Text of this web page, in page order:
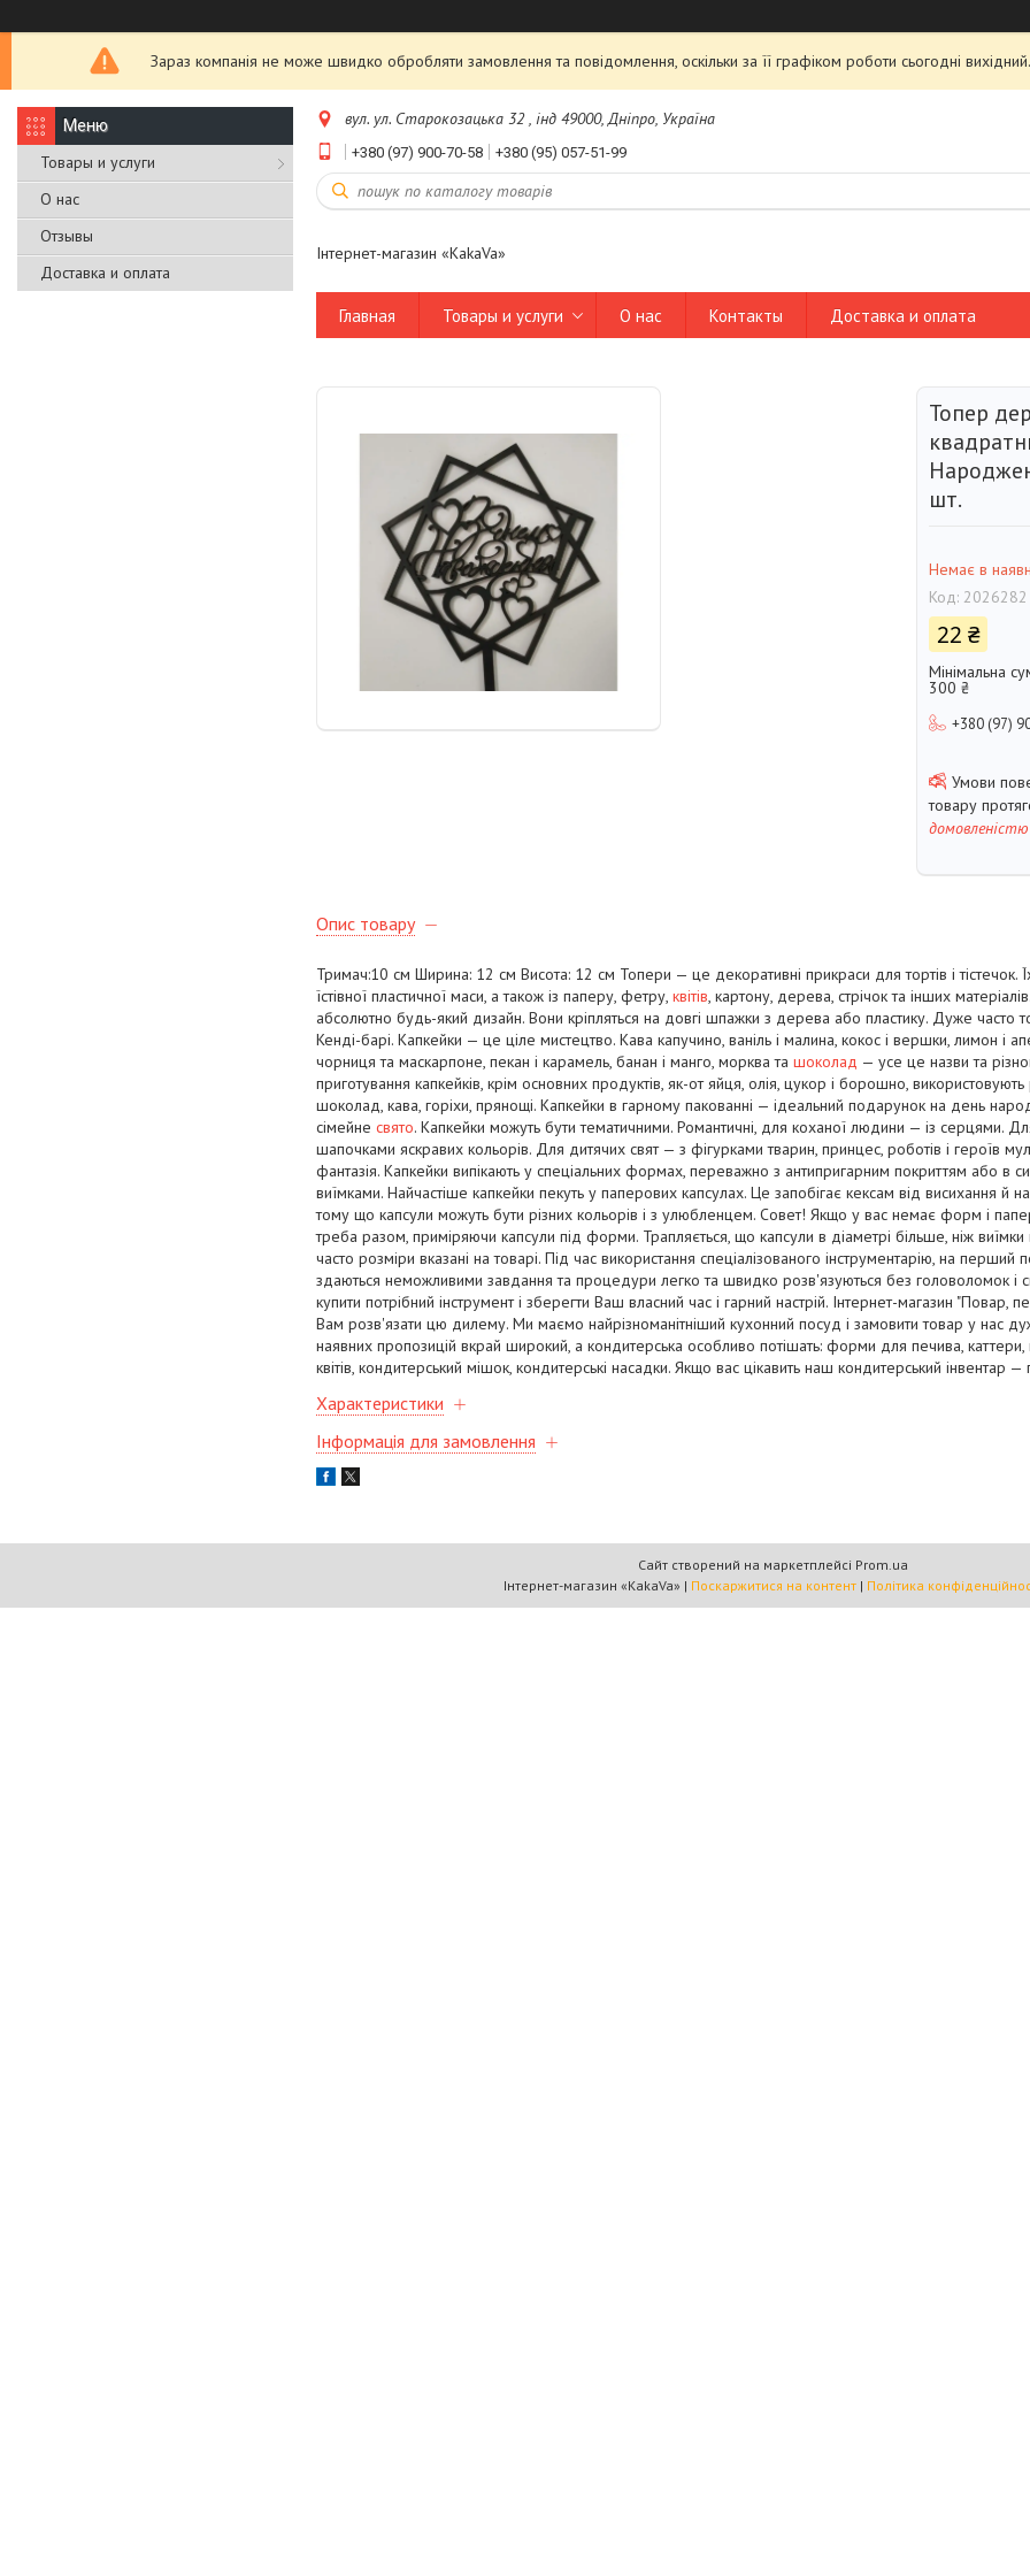
Зараз компанія не може швидко обробляти замовлення та повідомлення, оскільки за її графіком роботи сьогодні
Товары и услуги
О нас
Отзывы
Доставка и оплата
вул. ул. Старокозацька 32 , інд 49000, Дніпро, Україна
+380 (97) 900-70-58 +380 (95) 057-51-99
Інтернет-магазин «KakaVa»
Главная Товары и услуги О нас Контакты Доставка и оплата
Топер
шт.
Немає в
Код: 2026282
22 ₴
Мінімальна
300 ₴
+380 (97)
товару
домовленістю
Опис товару
Тримач:10 см Ширина: 12 см Висота: 12 см Топери — це декоративні прикраси для тортів і тістечок.
їстівної пластичної маси, а також із паперу, фетру, квітів, картону, дерева, стрічок та інших
абсолютно будь-який дизайн. Вони кріпляться на довгі шпажки з дерева або пластику. Дуже часто
Кенді-барі. Капкейки — це ціле мистецтво. Кава капучино, ваніль і малина, кокос і вершки, лимон і
чорниця та маскарпоне, пекан і карамель, банан і манго, морква та шоколад — усе це назви та
приготування капкейків, крім основних продуктів, як-от яйця, олія, цукор і борошно, використовують
шоколад, кава, горіхи, прянощі. Капкейки в гарному пакованні — ідеальний подарунок на день
сімейне свято. Капкейки можуть бути тематичними. Романтичні, для коханої людини — із серцями.
шапочками яскравих кольорів. Для дитячих свят — з фігурками тварин, принцес, роботів і героїв
фантазія. Капкейки випікають у спеціальних формах, переважно з антипригарним покриттям або в
виїмками. Найчастіше капкейки пекуть у паперових капсулах. Це запобігає кексам від висихання й
тому що капсули можуть бути різних кольорів і з улюбленцем. Совет! Якщо у вас немає форм і
треба разом, приміряючи капсули під форми. Трапляється, що капсули в діаметрі більше, ніж
часто розміри вказані на товарі. Під час використання спеціалізованого інструментарію, на
здаються неможливими завдання та процедури легко та швидко розв'язуються без головоломок
купити потрібний інструмент і зберегти Ваш власний час і гарний настрій. Інтернет-магазин
Вам розв'язати цю дилему. Ми маємо найрізноманітніший кухонний посуд і замовити товар у нас
наявних пропозицій вкрай широкий, а кондитерська особливо потішать: форми для печива, каттери,
квітів, кондитерський мішок, кондитерські насадки. Якщо вас цікавить наш кондитерський інвентар
Характеристики
Інформація для замовлення
Сайт створений на маркетплейсі Prom.ua
Інтернет-магазин «KakaVa» | Поскаржитися на контент | Політика